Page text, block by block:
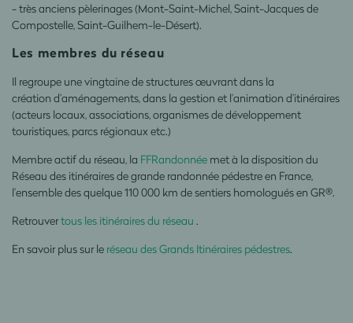
- très anciens pèlerinages (Mont-Saint-Michel, Saint-Jacques de
Compostelle, Saint-Guilhem-le-Désert).
Les membres du réseau
Il regroupe une vingtaine de structures œuvrant dans la
création d’aménagements, dans la gestion et l’animation d’itinéraires
(acteurs locaux, associations, organismes de développement
touristiques, parcs régionaux etc.)
Membre actif du réseau, la FFRandonnée met à la disposition du
Réseau des itinéraires de grande randonnée pédestre en France,
l’ensemble des quelque 110 000 km de sentiers homologués en GR®.
Retrouvertous les itinéraires du réseau .
En savoir plus sur le réseau des Grands Itinéraires pédestres.